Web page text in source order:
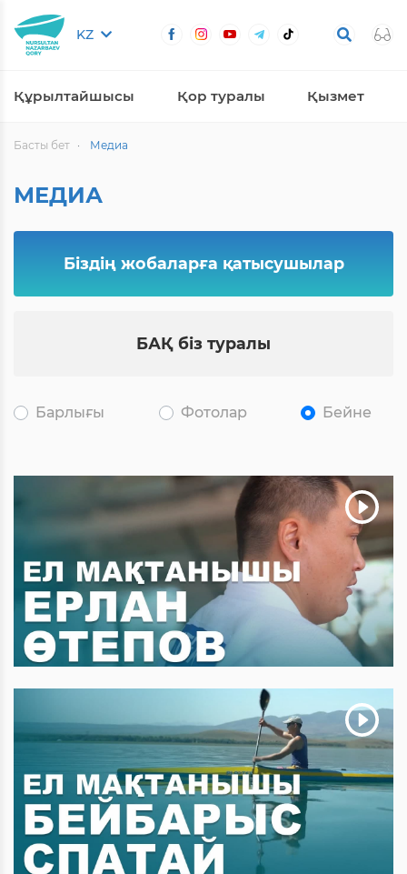
KZ
Құрылтайшысы Қор туралы Қызмет
Басты бет Медиа
МЕДИА
Біздің жобаларға қатысушылар
БАҚ біз туралы
Барлығы Фотолар Бейне